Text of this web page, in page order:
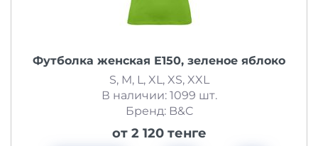
Футболка женская E150, зеленое яблоко
S, M, L, XL, XS, XXL
В наличии: 1099 шт.
Бренд: B&C
от 2 120 тенге